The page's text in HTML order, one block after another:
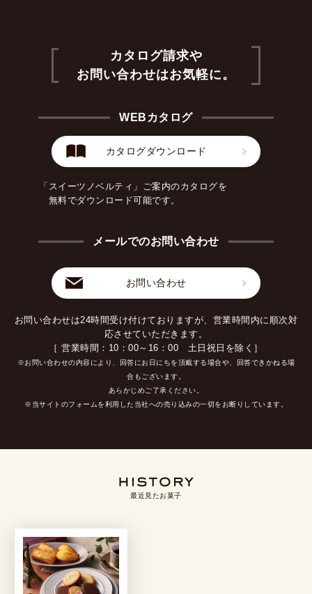
カタログ請求や
お問い合わせはお気軽に。
WEBカタログ
カタログダウンロード
「スイーツノベルティ」ご案内のカタログを
無料でダウンロード可能です。
メールでのお問い合わせ
お問い合わせ
お問い合わせは24時間受け付けておりますが、営業時間内に順次対
応させていただきます。
［ 営業時間：10：00～16：00 土日祝日を除く］
※お問い合わせの内容により、回答にお日にちを頂戴する場合や、回答できかねる場
合もございます。
あらかじめご了承ください。
※当サイトのフォームを利用した当社への売り込みの一切をお断りしています。
最近見たお菓子